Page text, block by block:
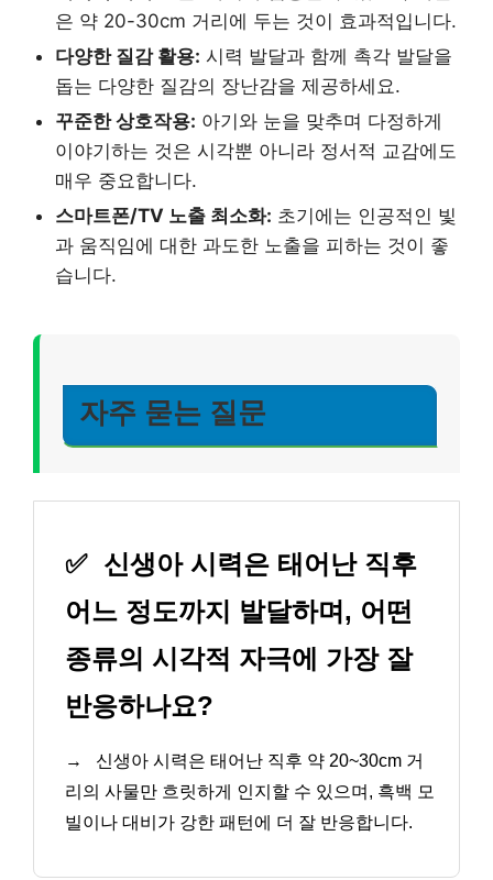
은 약 20-30cm 거리에 두는 것이 효과적입니다.
다양한 질감 활용: 시력 발달과 함께 촉각 발달을
돕는 다양한 질감의 장난감을 제공하세요.
꾸준한 상호작용: 아기와 눈을 맞추며 다정하게
이야기하는 것은 시각뿐 아니라 정서적 교감에도
매우 중요합니다.
스마트폰/TV 노출 최소화: 초기에는 인공적인 빛
과 움직임에 대한 과도한 노출을 피하는 것이 좋
습니다.
자주 묻는 질문
✅ 신생아 시력은 태어난 직후
어느 정도까지 발달하며, 어떤
종류의 시각적 자극에 가장 잘
반응하나요?
→
신생아 시력은 태어난 직후 약 20~30cm 거
리의 사물만 흐릿하게 인지할 수 있으며, 흑백 모
빌이나 대비가 강한 패턴에 더 잘 반응합니다.